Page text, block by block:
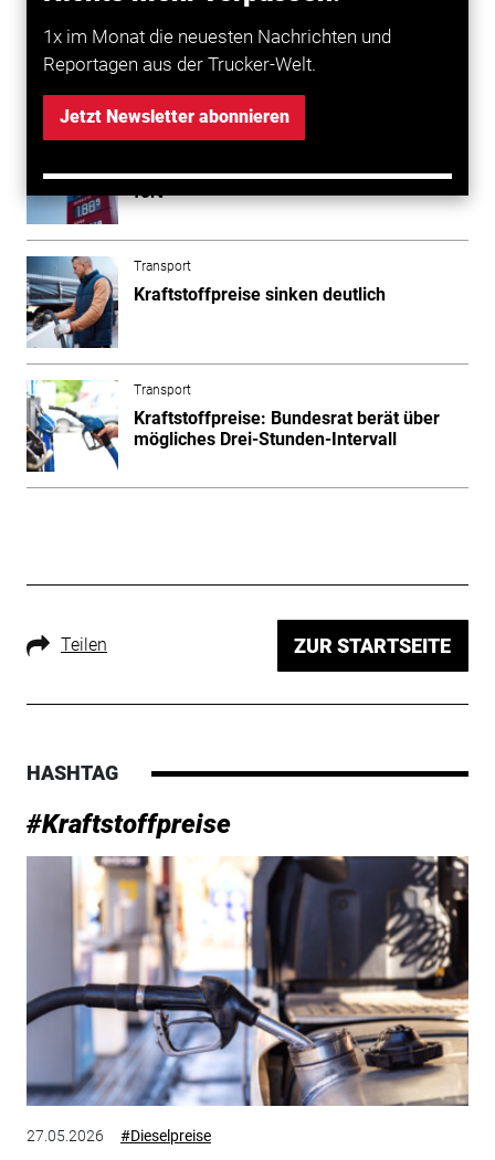
1x im Monat die neuesten Nachrichten und
Reportagen aus der Trucker-Welt.
Jetzt Newsletter abonnieren
Transport
Anstieg der Kraftstoffpreise setzt sich
fort
Transport
Kraftstoffpreise sinken deutlich
Transport
Kraftstoffpreise: Bundesrat berät über
mögliches Drei-Stunden-Intervall
Teilen ZUR STARTSEITE
HASHTAG
#Kraftstoffpreise
27.05.2026 #Dieselpreise